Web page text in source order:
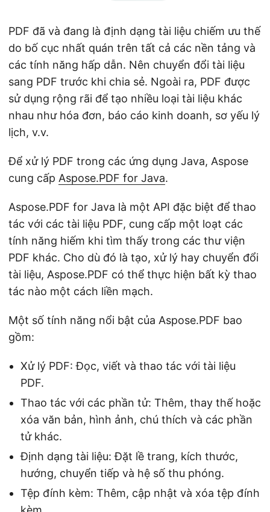
PDF đã và đang là định dạng tài liệu chiếm ưu thế
do bố cục nhất quán trên tất cả các nền tảng và
các tính năng hấp dẫn. Nên chuyển đổi tài liệu
sang PDF trước khi chia sẻ. Ngoài ra, PDF được
sử dụng rộng rãi để tạo nhiều loại tài liệu khác
nhau như hóa đơn, báo cáo kinh doanh, sơ yếu lý
lịch, v.v.
Để xử lý PDF trong các ứng dụng Java, Aspose
cung cấp Aspose.PDF for Java.
Aspose.PDF for Java là một API đặc biệt để thao
tác với các tài liệu PDF, cung cấp một loạt các
tính năng hiếm khi tìm thấy trong các thư viện
PDF khác. Cho dù đó là tạo, xử lý hay chuyển đổi
tài liệu, Aspose.PDF có thể thực hiện bất kỳ thao
tác nào một cách liền mạch.
Một số tính năng nổi bật của Aspose.PDF bao
gồm:
Xử lý PDF: Đọc, viết và thao tác với tài liệu
PDF.
Thao tác với các phần tử: Thêm, thay thế hoặc
xóa văn bản, hình ảnh, chú thích và các phần
tử khác.
Định dạng tài liệu: Đặt lề trang, kích thước,
hướng, chuyển tiếp và hệ số thu phóng.
Tệp đính kèm: Thêm, cập nhật và xóa tệp đính